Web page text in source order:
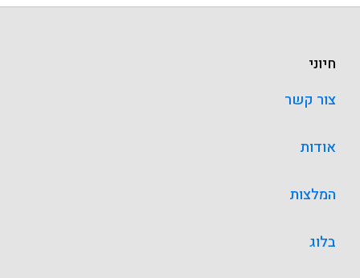
חיוני
צור קשר
אודות
המלצות
בלוג